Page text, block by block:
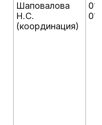
Шаповалова
Н.С.
(координация)